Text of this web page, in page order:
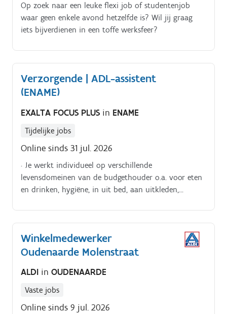
Op zoek naar een leuke flexi job of studentenjob
waar geen enkele avond hetzelfde is? Wil jij graag
iets bijverdienen in een toffe werksfeer?
Verzorgende | ADL-assistent
(ENAME)
EXALTA FOCUS PLUS in ENAME
Tijdelijke jobs
Online sinds 31 jul. 2026
· Je werkt individueel op verschillende
levensdomeinen van de budgethouder o.a. voor eten
en drinken, hygiëne, in uit bed, aan uitkleden,
Winkelmedewerker
Oudenaarde Molenstraat
ALDI in OUDENAARDE
Vaste jobs
Online sinds 9 jul. 2026